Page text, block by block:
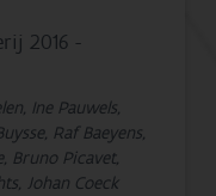
2016 -
Ine Pauwels,
Raf Baeyens,
Bruno Picavet,
Johan Coeck